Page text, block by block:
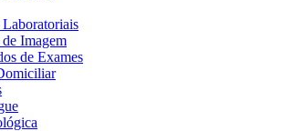
Laboratoriais
Imagem
de Exames